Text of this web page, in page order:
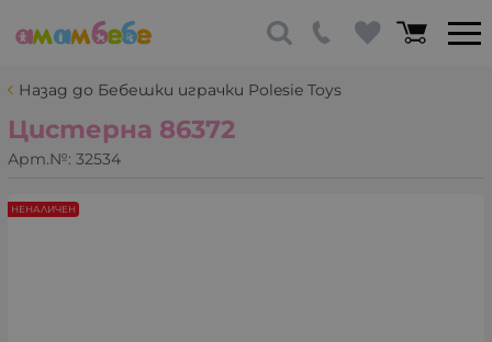
Назад до Бебешки играчки Polesie Toys
Цистерна 86372
Арт.№: 32534
НЕНАЛИЧЕН